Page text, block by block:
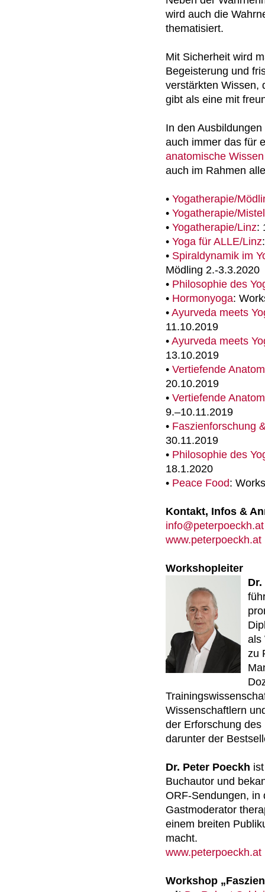
wird auch die
thematisiert.
Mit Sicherheit wird
Begeisterung und
verstärkten Wissen,
gibt als eine mit
In den
auch immer das für
anatomische Wissen
auch im Rahmen
• Yogatherapie/
• Yogatherapie/
• Yogatherapie/Linz:
• Yoga für ALLE/Linz
• Spiraldynamik im
Mödling 2.-3.3.2020
• Philosophie des
• Hormonyoga:
• Ayurveda meets
11.10.2019
• Ayurveda meets
13.10.2019
• Vertiefende
20.10.2019
• Vertiefende
9.–10.11.2019
• Faszienforschung
30.11.2019
• Philosophie des
18.1.2020
• Peace Food:
Kontakt, Infos &
info@peterpoeckh.at
www.peterpoeckh.at
Workshopleiter
als
zu
Wissenschaftlern
der Erforschung
darunter der
Dr. Peter Poeckh
Buchautor und
ORF-Sendungen, in
Gastmoderator
einem breiten
macht.
www.peterpoeckh.at
Workshop